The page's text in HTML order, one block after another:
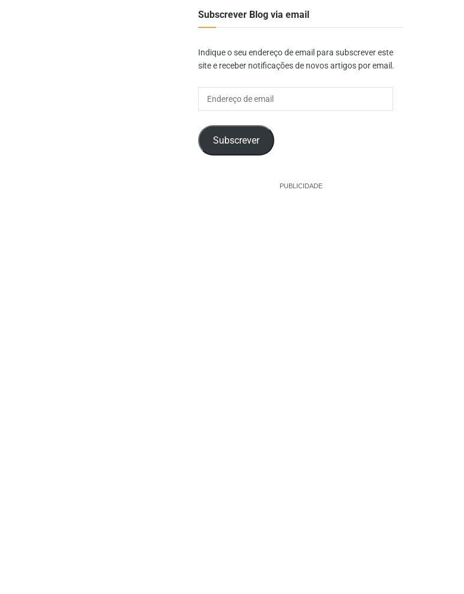
Subscrever Blog via email
Indique o seu endereço de email para subscrever este
site e receber notificações de novos artigos por email.
Subscrever
PUBLICIDADE